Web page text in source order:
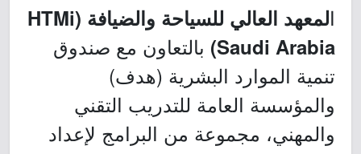
ا
لمعهد العالي للسياحة والضيافة (HTMi
Saudi Arabia) بالتعاون مع صندوق
تنمية الموارد البشرية (هدف)
والمؤسسة العامة للتدريب التقني
والمهني، مجموعة من البرامج لإعداد